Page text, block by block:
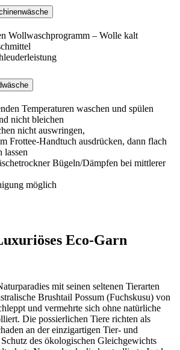
Wollwaschprogramm – Wolle kalt
Temperaturen waschen und spülen
nicht bleichen
nicht auswringen,
Frottee-Handtuch ausdrücken, dann flach
lassen
Bügeln/Dämpfen bei mittlerer
möglich
Eco-Garn
mit seinen seltenen Tierarten
Brushtail Possum (Fuchskusu) von
und vermehrte sich ohne natürliche
Die possierlichen Tiere richten als
an der einzigartigen Tier- und
des ökologischen Gleichgewichts